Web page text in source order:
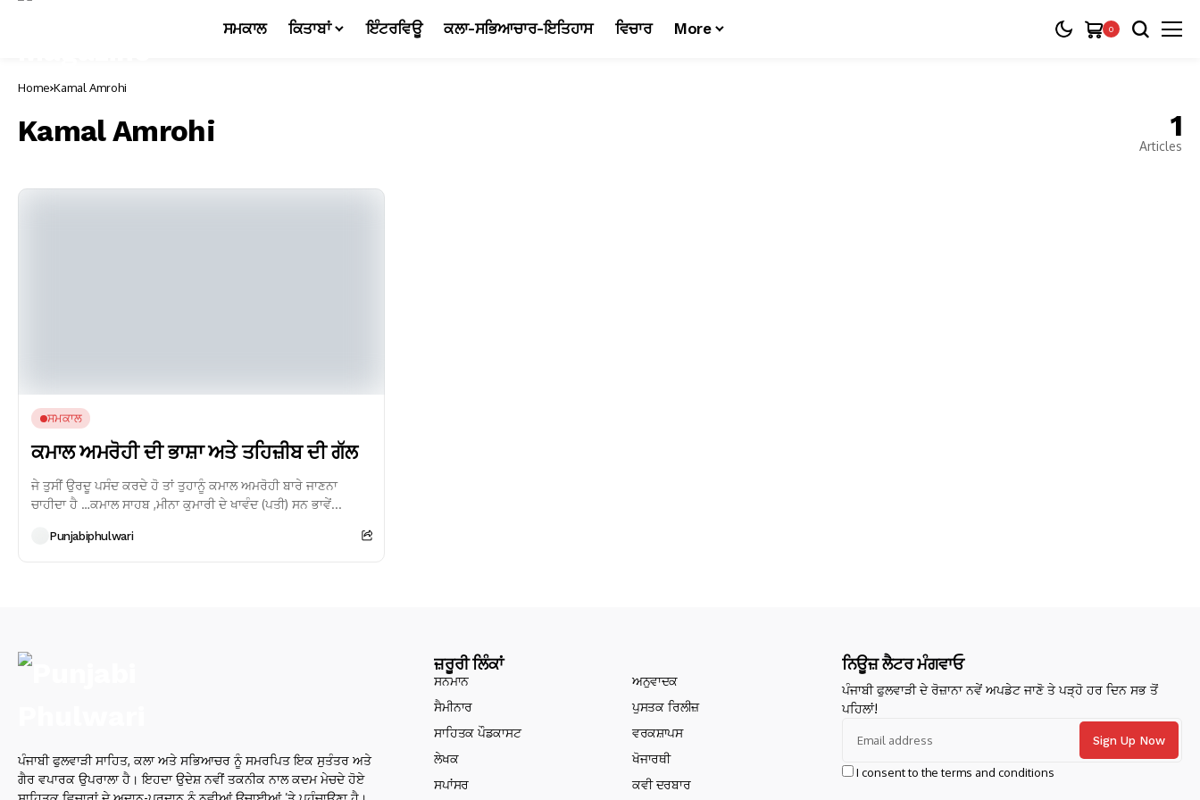
ਸਮਕਾਲ ਕਿਤਾਬਾਂ ਇੰਟਰਵਿਊ ਕਲਾ-ਸਭਿਆਚਾਰ-ਇਤਿਹਾਸ ਵਿਚਾਰ More 0
Home Kamal Amrohi
Kamal Amrohi 1
Articles
ਸਮਕਾਲ
ਕਮਾਲ ਅਮਰੋਹੀ ਦੀ ਭਾਸ਼ਾ ਅਤੇ ਤਹਿਜ਼ੀਬ ਦੀ ਗੱਲ
ਜੇ ਤੁਸੀਂ ਉਰਦੂ ਪਸੰਦ ਕਰਦੇ ਹੋ ਤਾਂ ਤੁਹਾਨੂੰ ਕਮਾਲ ਅਮਰੋਹੀ ਬਾਰੇ ਜਾਣਨਾ
ਚਾਹੀਦਾ ਹੈ …ਕਮਾਲ ਸਾਹਬ ,ਮੀਨਾ ਕੁਮਾਰੀ ਦੇ ਖਾਵੰਦ (ਪਤੀ) ਸਨ ਭਾਵੇਂ...
Punjabiphulwari
ਪੰਜਾਬੀ ਫੁਲਵਾੜੀ ਸਾਹਿਤ, ਕਲਾ ਅਤੇ ਸਭਿਆਚਰ ਨੂੰ ਸਮਰਪਿਤ ਇਕ ਸੁਤੰਤਰ ਅਤੇ
ਗੈਰ ਵਪਾਰਕ ਉਪਰਾਲਾ ਹੈ। ਇਹਦਾ ਉਦੇਸ਼ ਨਵੀਂ ਤਕਨੀਕ ਨਾਲ ਕਦਮ ਮੇਚਦੇ ਹੋਏ
ਜ਼ਰੂਰੀ ਲਿੰਕਾਂ
ਸਨਮਾਨ
ਅਨੁਵਾਦਕ
ਸੈਮੀਨਾਰ
ਪੁਸਤਕ ਰਿਲੀਜ਼
ਸਾਹਿਤਕ ਪੌਡਕਾਸਟ
ਵਰਕਸ਼ਾਪਸ
ਲੇਖਕ
ਖੋਜਾਰਥੀ
ਸਪਾਂਸਰ
ਕਵੀ ਦਰਬਾਰ
ਨਿਊਜ਼ ਲੈਟਰ ਮੰਗਵਾਓ
ਪੰਜਾਬੀ ਫੁਲਵਾੜੀ ਦੇ ਰੋਜ਼ਾਨਾ ਨਵੇਂ ਅਪਡੇਟ ਜਾਣੋ ਤੇ ਪੜ੍ਹੋ ਹਰ ਦਿਨ ਸਭ ਤੋਂ
ਪਹਿਲਾਂ!
I consent to the terms and conditions